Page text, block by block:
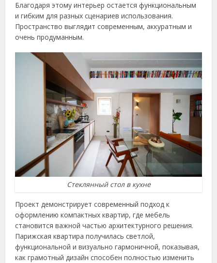
Благодаря этому интерьер остается функциональным
и гибким для разных сценариев использования.
Пространство выглядит современным, аккуратным и
очень продуманным.
Стеклянный стол в кухне
Проект демонстрирует современный подход к
оформлению компактных квартир, где мебель
становится важной частью архитектурного решения.
Парижская квартира получилась светлой,
функциональной и визуально гармоничной, показывая,
как грамотный дизайн способен полностью изменить